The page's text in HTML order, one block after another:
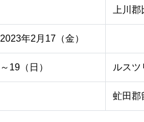
上川
2023年2月17（金）
～19（日） ルス
虻田郡